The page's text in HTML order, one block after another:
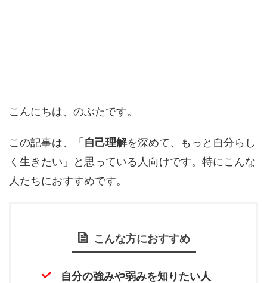
こんにちは、のぶたです。
この記事は、「 自己理解を深めて、もっと自分らし
く生きたい」と思っている人向けです。特にこんな
人たちにおすすめです。
こんな方におすすめ
自分の強みや弱みを知りたい人